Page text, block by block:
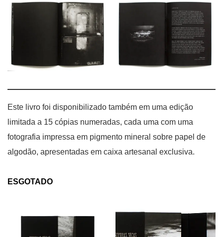
Este livro foi disponibilizado também em uma edição
limitada a 15 cópias numeradas, cada uma com uma
fotografia impressa em pigmento mineral sobre papel de
algodão, apresentadas em caixa artesanal exclusiva.
ESGOTADO